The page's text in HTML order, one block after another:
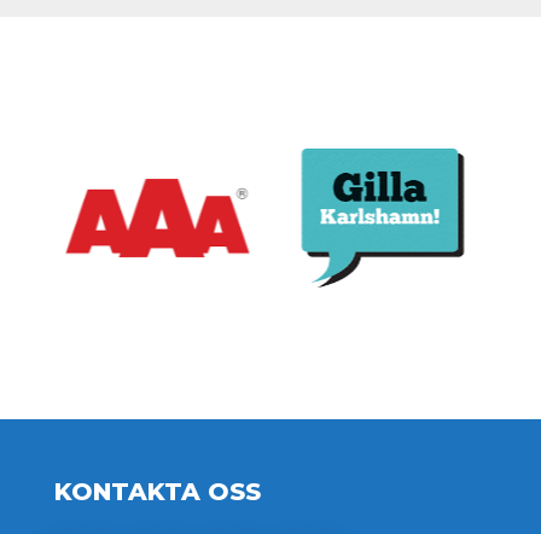
KONTAKTA OSS